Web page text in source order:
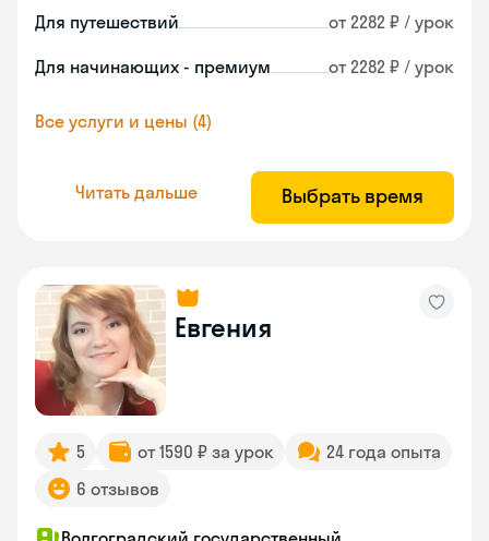
Для путешествий от 2282 ₽ / урок
Для начинающих - премиум от 2282 ₽ / урок
Все услуги и цены (4)
Читать дальше Выбрать время
Евгения
5 от 1590 ₽ за урок
24 года опыта
6 отзывов